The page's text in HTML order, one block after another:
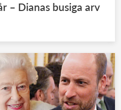
– Dianas busiga arv